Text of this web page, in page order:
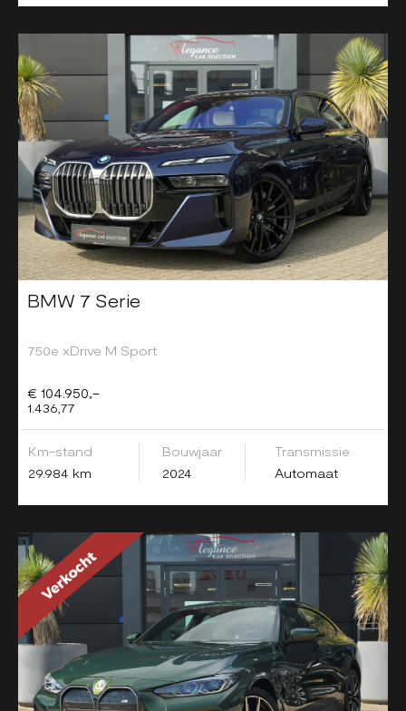
BMW 7 Serie
750e xDrive M Sport
€ 104.950,-
1.436,77
Km-stand
29.984 km
Bouwjaar
2024
Transmissie
Automaat